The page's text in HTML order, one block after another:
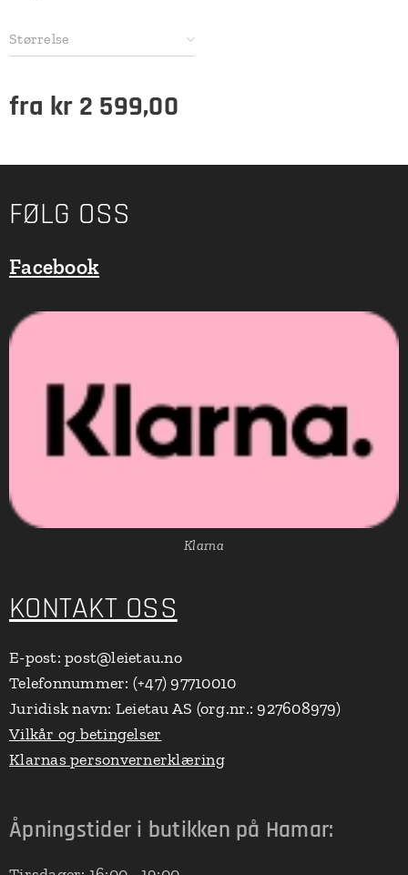
Størrelse
fra kr 2 599,00
FØLG OSS
Facebook
Klarna
KONTAKT OSS
E-post: post@leietau.no
Telefonnummer: (+47) 97710010
Juridisk navn: Leietau AS (org.nr.: 927608979)
Vilkår og betingelser
Klarnas personvernerklæring
Åpningstider i butikken på Hamar: